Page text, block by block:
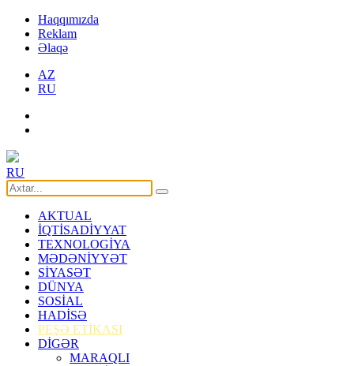
Haqqımızda
Reklam
Əlaqə
AZ
RU
RU
AKTUAL
İQTİSADİYYAT
TEXNOLOGİYA
MƏDƏNİYYƏT
SİYASƏT
DÜNYA
SOSİAL
HADİSƏ
PEŞƏ ETİKASI
DİGƏR
MARAQLI